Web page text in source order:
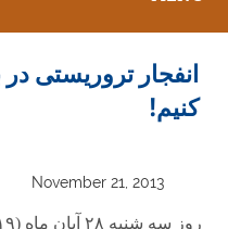
انفجار تروریستی
کنیم!
November 21, 2013